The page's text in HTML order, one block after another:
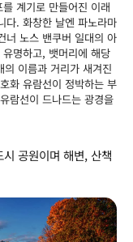
계기로 만들어진 이래
다. 화창한 날엔 파노라마
너 노스 밴쿠버 일대의 아
명하고, 뱃머리에 해당
이름과 거리가 새겨진
화 유람선이 정박하는 부
람선이 드나드는 광경을
공원이며 해변, 산책